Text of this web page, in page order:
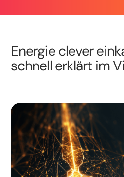
Energie clever
schnell erklärt im